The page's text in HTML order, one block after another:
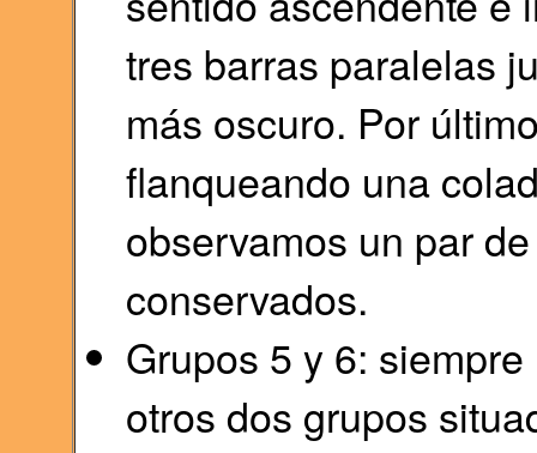
tres barras paralelas
más oscuro. Por
flanqueando una
observamos un par
conservados.
Grupos 5 y 6:
otros dos grupos